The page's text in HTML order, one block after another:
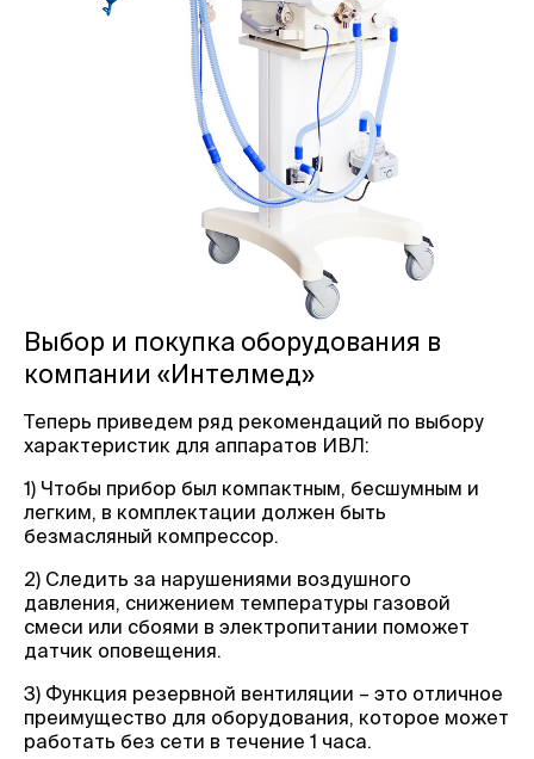
Выбор и покупка оборудования в
компании «Интелмед»
Теперь приведем ряд рекомендаций по выбору
характеристик для аппаратов ИВЛ:
1) Чтобы прибор был компактным, бесшумным и
легким, в комплектации должен быть
безмасляный компрессор.
2) Следить за нарушениями воздушного
давления, снижением температуры газовой
смеси или сбоями в электропитании поможет
датчик оповещения.
3) Функция резервной вентиляции – это отличное
преимущество для оборудования, которое может
работать без сети в течение 1 часа.